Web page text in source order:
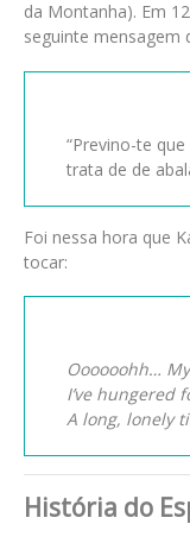
da Montanha). Em
seguinte mensagem
“Previno-te
trata de de
Foi nessa hora que
tocar:
Oooooohh…
I’ve hungered
A long, lonely
História do